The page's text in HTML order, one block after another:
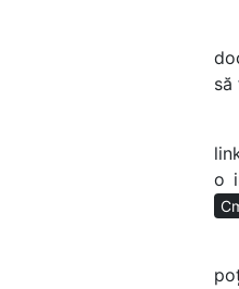
să
o